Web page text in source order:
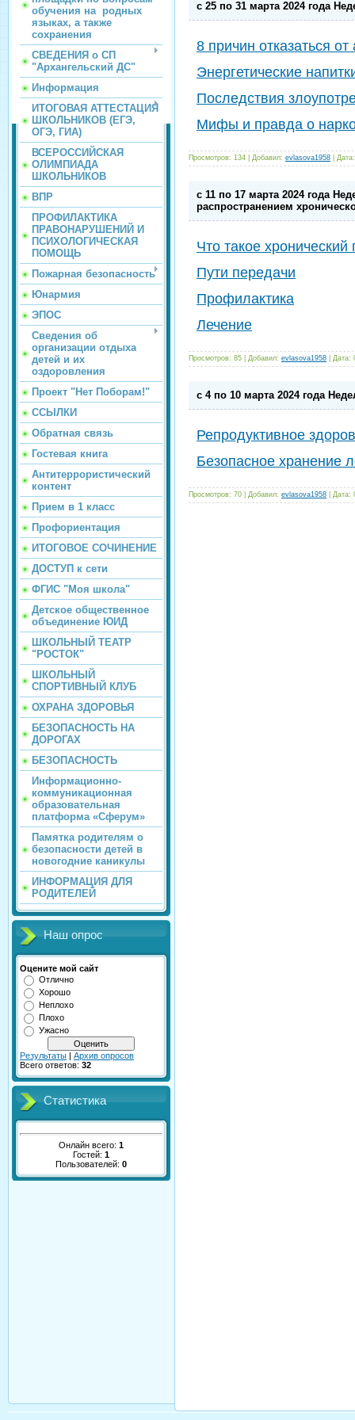
обучения на родных
языках, а также
сохранения
СВЕДЕНИЯ о СП
"Архангельский ДС"
Информация
ИТОГОВАЯ АТТЕСТАЦИЯ
ШКОЛЬНИКОВ (ЕГЭ,
ОГЭ, ГИА)
ВСЕРОССИЙСКАЯ
ОЛИМПИАДА
ШКОЛЬНИКОВ
ВПР
ПРОФИЛАКТИКА
ПРАВОНАРУШЕНИЙ И
ПСИХОЛОГИЧЕСКАЯ
ПОМОЩЬ
Пожарная безопасность
Юнармия
ЭПОС
Сведения об
организации отдыха
детей и их
оздоровления
Проект "Нет Поборам!"
ССЫЛКИ
Обратная связь
Гостевая книга
Антитеррористический
контент
Прием в 1 класс
Профориентация
ИТОГОВОЕ СОЧИНЕНИЕ
ДОСТУП к сети
ФГИС "Моя школа"
Детское общественное
объединение ЮИД
ШКОЛЬНЫЙ ТЕАТР
"РОСТОК"
ШКОЛЬНЫЙ
СПОРТИВНЫЙ КЛУБ
ОХРАНА ЗДОРОВЬЯ
БЕЗОПАСНОСТЬ НА
ДОРОГАХ
БЕЗОПАСНОСТЬ
Информационно-
коммуникационная
образовательная
платформа «Сферум»
Памятка родителям о
безопасности детей в
новогодние каникулы
ИНФОРМАЦИЯ ДЛЯ
РОДИТЕЛЕЙ
Наш опрос
Оцените мой сайт
Отлично
Хорошо
Неплохо
Плохо
Ужасно
Результаты | Архив опросов
Всего ответов: 32
Статистика
Онлайн всего: 1
Гостей: 1
Пользователей: 0
с 25 по 31 марта 2024 года
8 причин отказаться от
Энергетические
Последствия
Мифы и правда о
Просмотров: 134 Добавил: evlasova1958 Дата:
с 11 по 17 марта 2024 года
распространением
Что такое хронический
Пути передачи
Профилактика
Лечение
Просмотров: 85 Добавил: evlasova1958 Дата:
с 4 по 10 марта 2024 года
Репродуктивное
Безопасное хранение
Просмотров: 70 Добавил: evlasova1958 Дата: